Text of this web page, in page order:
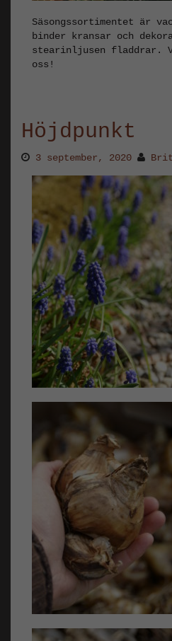
Säsongssortimentet är
binder kransar och
stearinljusen fladdrar.
oss!
Höjdpunkt
3 september, 2020